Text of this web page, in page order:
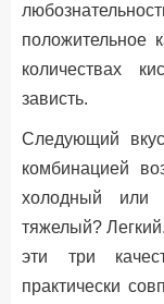
положительное
количествах
зависть.
Следующий
комбинацией
холодный или
тяжелый?
эти три
практически